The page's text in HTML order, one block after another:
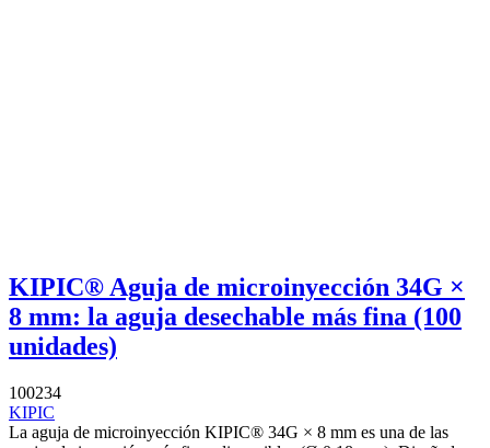
KIPIC® Aguja de microinyección 34G ×
8 mm: la aguja desechable más fina (100
unidades)
100234
KIPIC
La aguja de microinyección KIPIC® 34G × 8 mm es una de las